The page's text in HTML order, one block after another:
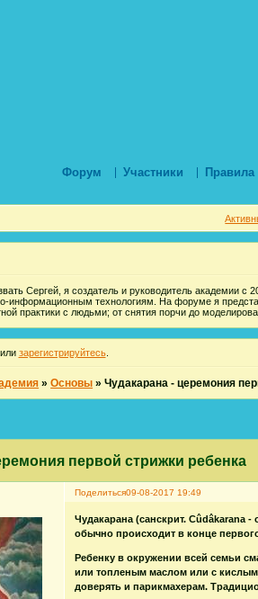
Форум Участники Правила
Сергей, я создатель и руководитель академии с
информационным технологиям. На форуме я
практики с людьми; от снятия порчи до
зарегистрируйтесь.
»Основы »Чудакарана - церемония
первой стрижки ребенка
Поделиться09-08-2017 19:49
Чудакарана (санскрит. Cûdâkarana
обычно происходит в конце
Ребенку в окружении всей семьи
или топленым маслом или с кислым
доверять и парикмахерам.